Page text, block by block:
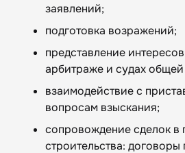
заявлений;
подготовка возражений;
представление
арбитраже и судах
взаимодействие с
вопросам взыскания;
сопровождение сделок в
строительства: договоры